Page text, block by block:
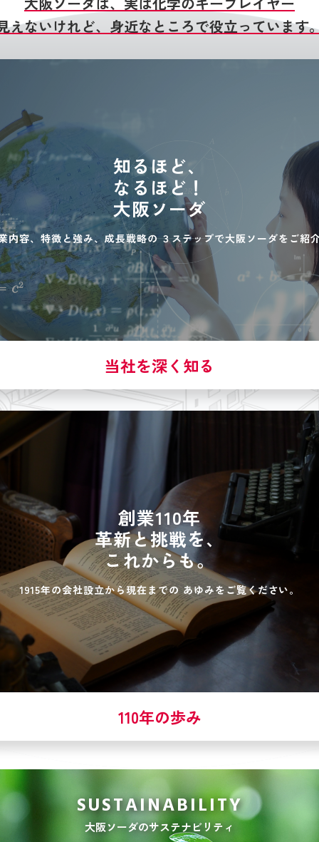
えないけれど、身近なところで役立っています
知るほど、
なるほど！
大阪ソーダ
内容、特徴と強み、成長戦略の３ステップで大阪ソーダをご紹
当社を深く知る
創業110年
革新と挑戦を、
これからも。
1915年の会社設立から現在までの あゆみをご覧ください。
110年の歩み
SUSTAINABILITY
大阪ソーダのサステナビリティ